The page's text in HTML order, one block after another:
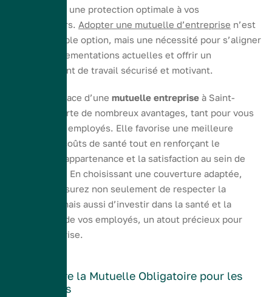
aussi assurer une protection optimale à vos
collaborateurs. Adopter une mutuelle d’entreprise n’est
plus une simple option, mais une nécessité pour s’aligner
avec les réglementations actuelles et offrir un
environnement de travail sécurisé et motivant.
La mise en place d’une mutuelle entreprise à Saint-
Étienne apporte de nombreux avantages, tant pour vous
que pour vos employés. Elle favorise une meilleure
gestion des coûts de santé tout en renforçant le
sentiment d’appartenance et la satisfaction au sein de
votre équipe. En choisissant une couverture adaptée,
vous vous assurez non seulement de respecter la
législation, mais aussi d’investir dans la santé et la
productivité de vos employés, un atout précieux pour
votre entreprise.
Comprendre la Mutuelle Obligatoire pour les
Employeurs